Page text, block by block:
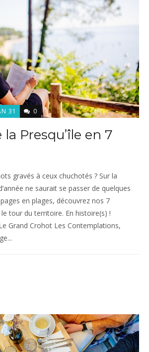
31 0
Presqu’île en 7
gravés à ceux chuchotés ? Sur la
ne saurait se passer de quelques
en plages, découvrez nos 7
le tour du territoire. En histoire(s) !
Grand Crohot Les Contemplations,